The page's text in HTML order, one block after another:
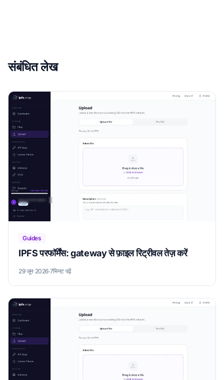
संबंधित लेख
Guides
IPFS परफॉर्मेंस: gateway से फ़ाइल रिट्रीवल तेज़ करें
29 जून 2026·7मिनट पढ़ें